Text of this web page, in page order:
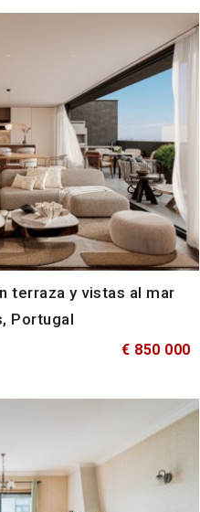
terraza y vistas al mar
Portugal
€ 850 000